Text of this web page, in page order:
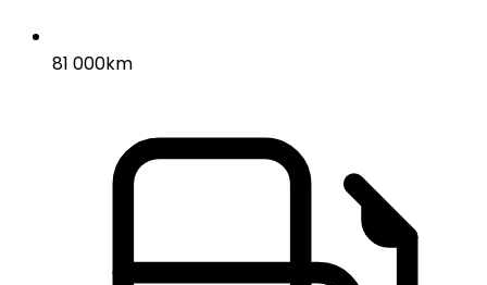
81 000km